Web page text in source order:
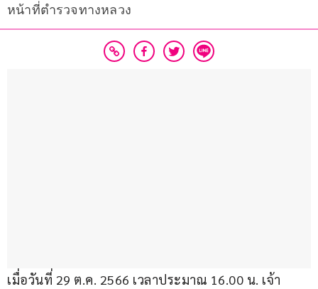
หน้าที่ตำรวจทางหลวง
เมื่อวันที่ 29 ต.ค. 2566 เวลาประมาณ 16.00 น. เจ้า